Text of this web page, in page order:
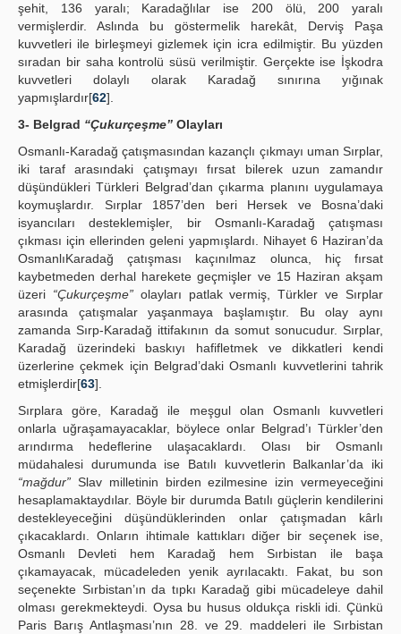
şehit, 136 yaralı; Karadağlılar ise 200 ölü, 200 yaralı
vermişlerdir. Aslında bu göstermelik harekât, Derviş Paşa
kuvvetleri ile birleşmeyi gizlemek için icra edilmiştir. Bu yüzden
sıradan bir saha kontrolü süsü verilmiştir. Gerçekte ise İşkodra
kuvvetleri dolaylı olarak Karadağ sınırına yığınak
yapmışlardır[62].
3- Belgrad “Çukurçeşme” Olayları
Osmanlı-Karadağ çatışmasından kazançlı çıkmayı uman Sırplar,
iki taraf arasındaki çatışmayı fırsat bilerek uzun zamandır
düşündükleri Türkleri Belgrad’dan çıkarma planını uygulamaya
koymuşlardır. Sırplar 1857’den beri Hersek ve Bosna’daki
isyancıları desteklemişler, bir Osmanlı-Karadağ çatışması
çıkması için ellerinden geleni yapmışlardı. Nihayet 6 Haziran’da
OsmanlıKaradağ çatışması kaçınılmaz olunca, hiç fırsat
kaybetmeden derhal harekete geçmişler ve 15 Haziran akşam
üzeri “Çukurçeşme”olayları patlak vermiş, Türkler ve Sırplar
arasında çatışmalar yaşanmaya başlamıştır. Bu olay aynı
zamanda Sırp-Karadağ ittifakının da somut sonucudur. Sırplar,
Karadağ üzerindeki baskıyı hafifletmek ve dikkatleri kendi
üzerlerine çekmek için Belgrad’daki Osmanlı kuvvetlerini tahrik
etmişlerdir[63].
Sırplara göre, Karadağ ile meşgul olan Osmanlı kuvvetleri
onlarla uğraşamayacaklar, böylece onlar Belgrad’ı Türkler’den
arındırma hedeflerine ulaşacaklardı. Olası bir Osmanlı
müdahalesi durumunda ise Batılı kuvvetlerin Balkanlar’da iki
“mağdur” Slav milletinin birden ezilmesine izin vermeyeceğini
hesaplamaktaydılar. Böyle bir durumda Batılı güçlerin kendilerini
destekleyeceğini düşündüklerinden onlar çatışmadan kârlı
çıkacaklardı. Onların ihtimale kattıkları diğer bir seçenek ise,
Osmanlı Devleti hem Karadağ hem Sırbistan ile başa
çıkamayacak, mücadeleden yenik ayrılacaktı. Fakat, bu son
seçenekte Sırbistan’ın da tıpkı Karadağ gibi mücadeleye dahil
olması gerekmekteydi. Oysa bu husus oldukça riskli idi. Çünkü
Paris Barış Antlaşması’nın 28. ve 29. maddeleri ile Sırbistan